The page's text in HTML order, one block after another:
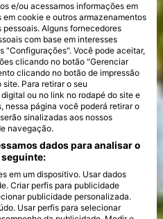
e/ou acessamos informações em
cookie e outros armazenamentos
Alguns fornecedores
com base em interesses
"Configurações". Você pode aceitar,
clicando no botão "Gerenciar
clicando no botão de impressão
Para retirar o seu
ou no link no rodapé do site e
nessa página você poderá retirar o
sinalizadas aos nossos
navegação.
dados para analisar o
seguinte:
em um dispositivo. Usar dados
Criar perfis para publicidade
publicidade personalizada.
Usar perfis para selecionar